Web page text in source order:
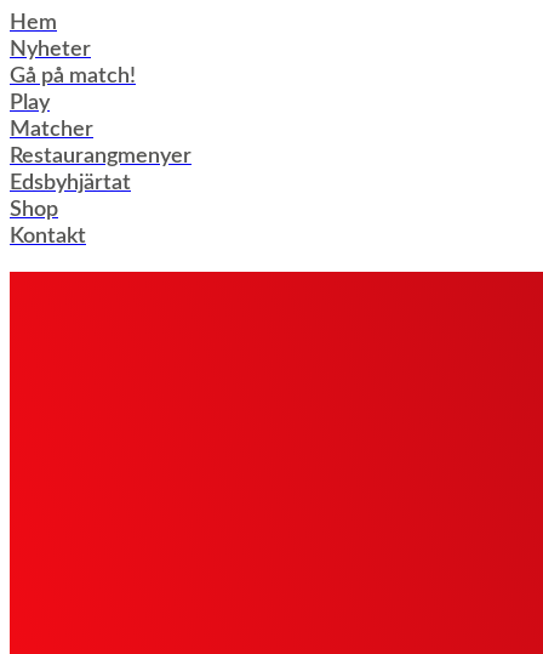
Hoppa
till
innehåll
Hem
Nyheter
Gå på match!
Play
Matcher
Restaurangmenyer
Edsbyhjärtat
Shop
Kontakt